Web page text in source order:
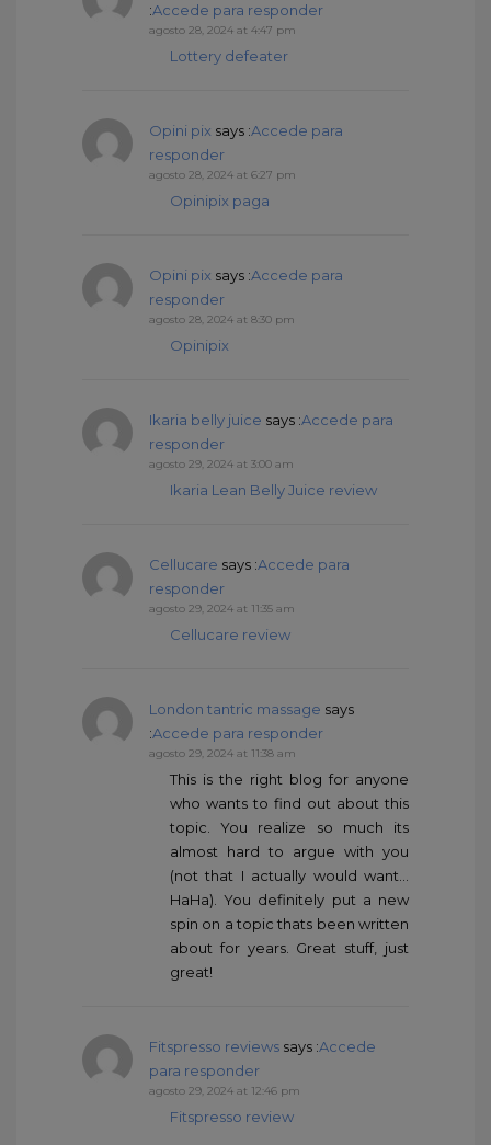
:Accede para responder
agosto 28, 2024 at 4:47 pm
Lottery defeater
Opini pix says :Accede para
responder
agosto 28, 2024 at 6:27 pm
Opinipix paga
Opini pix says :Accede para
responder
agosto 28, 2024 at 8:30 pm
Opinipix
Ikaria belly juice says :Accede para
responder
agosto 29, 2024 at 3:00 am
Ikaria Lean Belly Juice review
Cellucare says :Accede para
responder
agosto 29, 2024 at 11:35 am
Cellucare review
London tantric massage says
:Accede para responder
agosto 29, 2024 at 11:38 am
This is the right blog for anyone
who wants to find out about this
topic. You realize so much its
almost hard to argue with you
(not that I actually would want…
HaHa). You definitely put a new
spin on a topic thats been written
about for years. Great stuff, just
great!
Fitspresso reviews says :Accede
para responder
agosto 29, 2024 at 12:46 pm
Fitspresso review